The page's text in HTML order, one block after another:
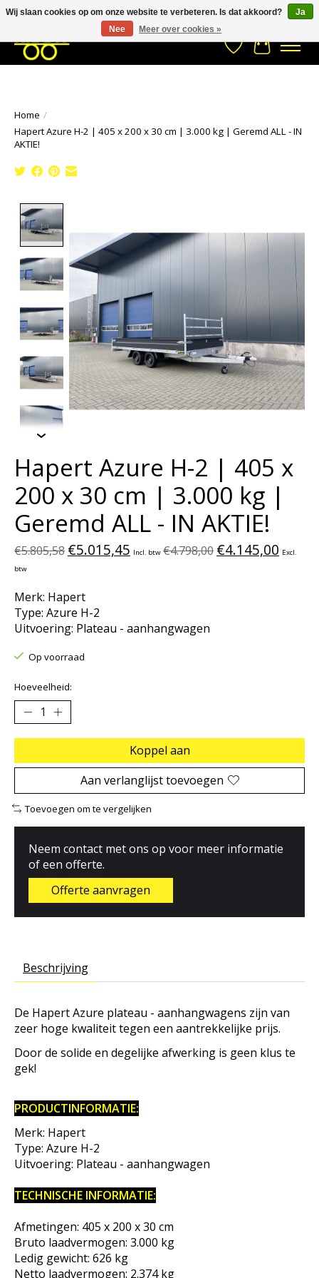
033- 2470 538 info@kraaybv.com Stuur een Whatsapp bericht
Verlanglijst
Home /
Hapert Azure H-2 | 405 x 200 x 30 cm | 3.000 kg | Geremd ALL - IN
AKTIE!
Hapert Azure H-2 | 405 x
200 x 30 cm | 3.000 kg |
Geremd ALL - IN AKTIE!
€5.805,58 €5.015,45 Incl. btw €4.798,00 €4.145,00 Excl.
btw
Merk: Hapert
Type: Azure H-2
Uitvoering: Plateau - aanhangwagen
Op voorraad
Hoeveelheid:
Koppel aan
Aan verlanglijst toevoegen
Toevoegen om te vergelijken
Neem contact met ons op voor meer informatie
of een offerte.
Offerte aanvragen
Beschrijving
De Hapert Azure plateau - aanhangwagens zijn van
zeer hoge kwaliteit tegen een aantrekkelijke prijs.
Door de solide en degelijke afwerking is geen klus te
gek!
PRODUCTINFORMATIE:
Merk: Hapert
Type: Azure H-2
Uitvoering: Plateau - aanhangwagen
TECHNISCHE INFORMATIE:
Afmetingen: 405 x 200 x 30 cm
Bruto laadvermogen: 3.000 kg
Ledig gewicht: 626 kg
Netto laadvermogen: 2.374 kg
Wij slaan cookies op om onze website te verbeteren. Is dat akkoord?
Ja
Nee
Meer over cookies »